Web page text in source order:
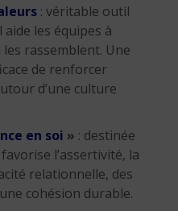
: véritable outil
les équipes à
rassemblent. Une
de renforcer
d’une culture
en soi » : destinée
l’assertivité, la
relationnelle, des
cohésion durable.